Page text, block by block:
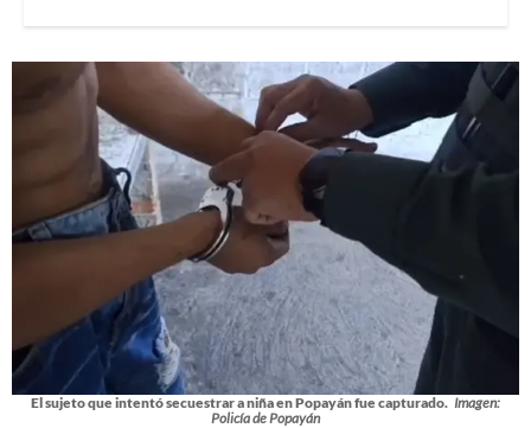
El sujeto que intentó secuestrar a niña en Popayán fue capturado. Imagen:
Policía de Popayán